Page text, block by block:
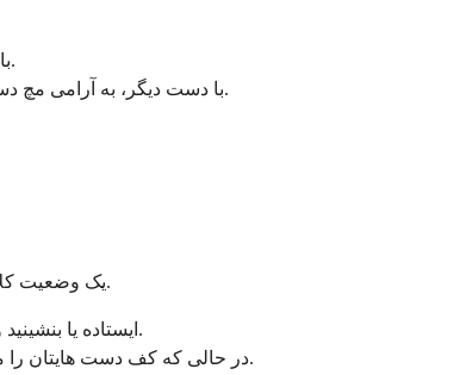
بازوی آسیب دیده خود را صاف در جلوی خود دراز کنید، کف دست رو به بالا.
با دست دیگر، به آرامی مچ دست خود را به سمت پایین خم کنید و انگشتان خود را به سمت زمین بکشید.
یک وضعیت کلاسیک یوگا که کشش عالی برای هر دو مچ دست به طور همزمان فراهم می کند.
ایستاده یا بنشینید و کف دست های خود را مانند حالت دعا روبروی سینه خود به هم بچسبانید.
در حالی که کف دست هایتان را محکم به هم فشرده اید، به آرامی دستان خود را به سمت کمر پایین بیاورید.